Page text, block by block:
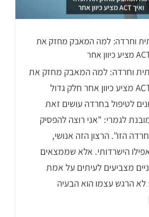
וחרדה: למה המאבק מחזק את
וחרדה: למה המאבק מחזק את
הפחד - ואיך ACT מציע כיוון אחר חלק גדול
לטיפול בחרדה עושים זאת
לגמרי: "אני רוצה להפסיק
הזו". הרצון הזה אנושי,
הישרדותי. אלא שממצאים
מצביעים לעיתים על אמת
לא הרגש עצמו הוא הבעיה